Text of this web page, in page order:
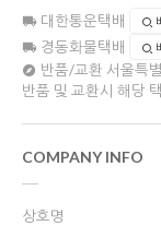
대한통운택배
경동화물택배
반품/교환 서울특
반품 및 교환시 해당
COMPANY INFO
상호명